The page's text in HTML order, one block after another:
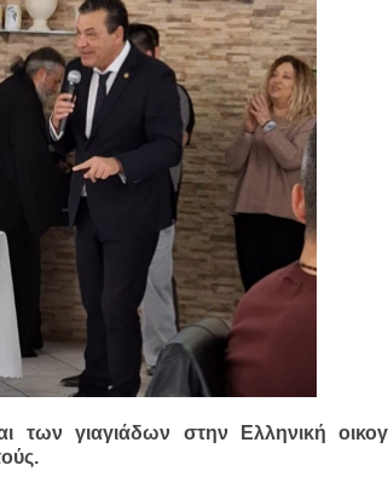
γιαγιάδων στην Ελληνική